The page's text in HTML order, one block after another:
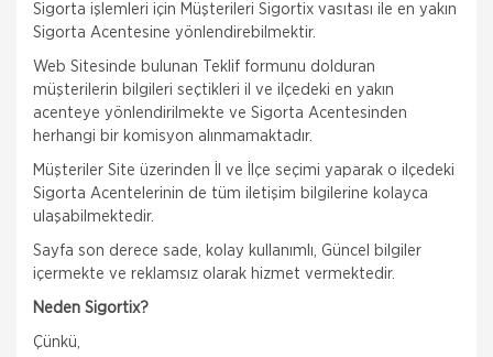
Sigorta işlemleri için Müşterileri Sigortix vasıtası ile en yakın
Sigorta Acentesine yönlendirebilmektir.
Web Sitesinde bulunan Teklif formunu dolduran
müşterilerin bilgileri seçtikleri il ve ilçedeki en yakın
acenteye yönlendirilmekte ve Sigorta Acentesinden
herhangi bir komisyon alınmamaktadır.
Müşteriler Site üzerinden İl ve İlçe seçimi yaparak o ilçedeki
Sigorta Acentelerinin de tüm iletişim bilgilerine kolayca
ulaşabilmektedir.
Sayfa son derece sade, kolay kullanımlı, Güncel bilgiler
içermekte ve reklamsız olarak hizmet vermektedir.
Neden Sigortix?
Çünkü,